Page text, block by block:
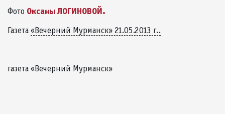
Фото Оксаны ЛОГИНОВОЙ.
Газета «Вечерний Мурманск» 21.05.2013 г..
газета «Вечерний Мурманск»